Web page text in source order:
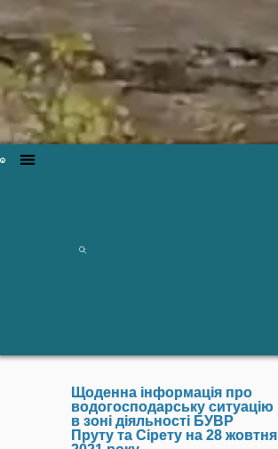
Щоденна інформація про
водогосподарську ситуацію
в зоні діяльності БУВР
Пруту та Сірету на 28 жовтня